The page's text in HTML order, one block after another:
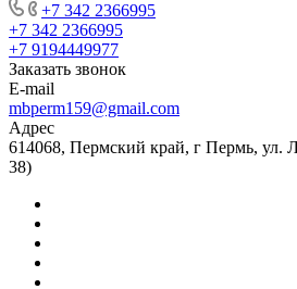
+7 342 2366995
+7 342 2366995
+7 9194449977
Заказать звонок
E-mail
mbperm159@gmail.com
Адрес
614068, Пермский край, г Пермь, ул.
38)